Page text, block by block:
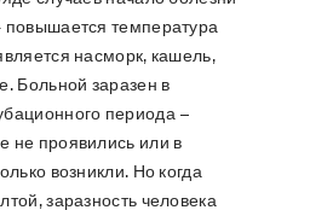
повышается температура
насморк, кашель,
Больной заразен в
периода –
не проявились или в
возникли. Но когда
заразность человека